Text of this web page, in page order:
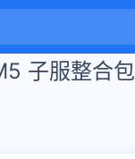
子服整合包